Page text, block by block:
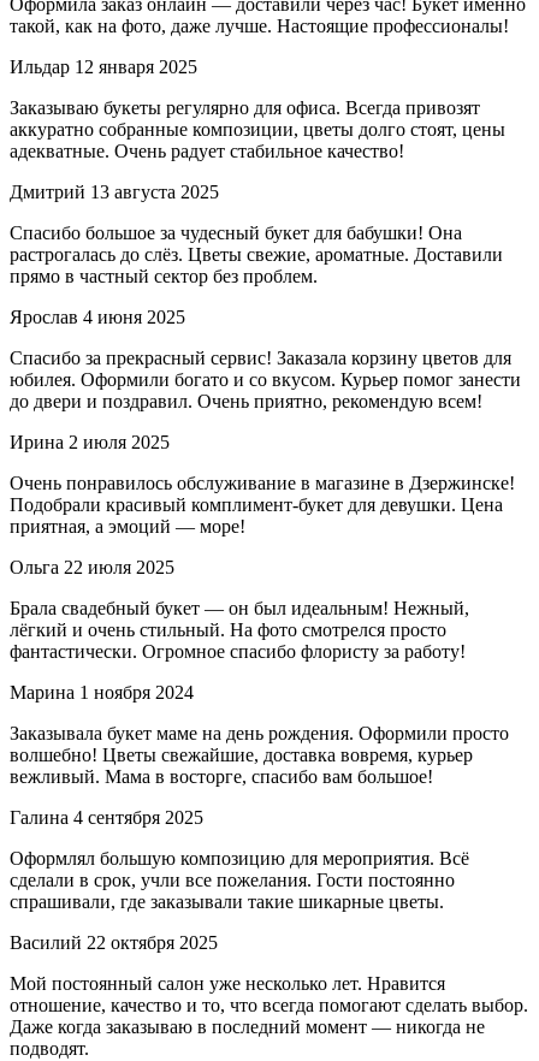
Оформила заказ онлайн — доставили через час! Букет именно
такой, как на фото, даже лучше. Настоящие профессионалы!
Ильдар 12 января 2025
Заказываю букеты регулярно для офиса. Всегда привозят
аккуратно собранные композиции, цветы долго стоят, цены
адекватные. Очень радует стабильное качество!
Дмитрий 13 августа 2025
Спасибо большое за чудесный букет для бабушки! Она
растрогалась до слёз. Цветы свежие, ароматные. Доставили
прямо в частный сектор без проблем.
Ярослав 4 июня 2025
Спасибо за прекрасный сервис! Заказала корзину цветов для
юбилея. Оформили богато и со вкусом. Курьер помог занести
до двери и поздравил. Очень приятно, рекомендую всем!
Ирина 2 июля 2025
Очень понравилось обслуживание в магазине в Дзержинске!
Подобрали красивый комплимент-букет для девушки. Цена
приятная, а эмоций — море!
Ольга 22 июля 2025
Брала свадебный букет — он был идеальным! Нежный,
лёгкий и очень стильный. На фото смотрелся просто
фантастически. Огромное спасибо флористу за работу!
Марина 1 ноября 2024
Заказывала букет маме на день рождения. Оформили просто
волшебно! Цветы свежайшие, доставка вовремя, курьер
вежливый. Мама в восторге, спасибо вам большое!
Галина 4 сентября 2025
Оформлял большую композицию для мероприятия. Всё
сделали в срок, учли все пожелания. Гости постоянно
спрашивали, где заказывали такие шикарные цветы.
Василий 22 октября 2025
Мой постоянный салон уже несколько лет. Нравится
отношение, качество и то, что всегда помогают сделать выбор.
Даже когда заказываю в последний момент — никогда не
подводят.